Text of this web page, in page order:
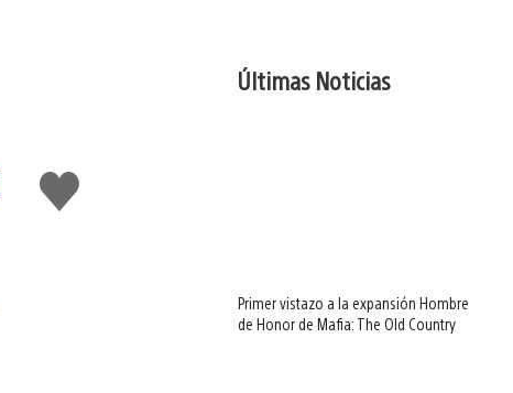
Me
gusta
Últimas Noticias
Primer vistazo a la expansión Hombre
de Honor de Mafia: The Old Country